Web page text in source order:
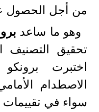
من أجل الحصول
وهو ما ساعد
تحقيق التصنيف
اختبرت
الاصطدام
سواء في تقييمات